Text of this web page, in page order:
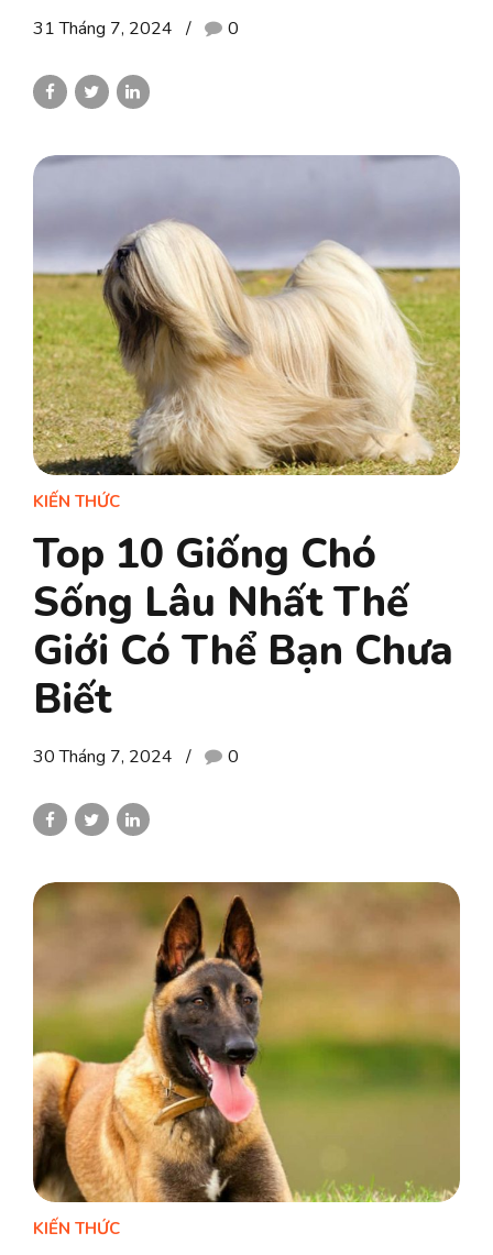
31 Tháng 7, 2024 0
KIẾN THỨC
Top 10 Giống Chó
Sống Lâu Nhất Thế
Giới Có Thể Bạn Chưa
Biết
30 Tháng 7, 2024 0
KIẾN THỨC